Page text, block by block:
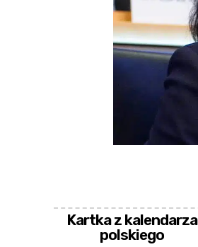
Kartka z kalendarza
polskiego